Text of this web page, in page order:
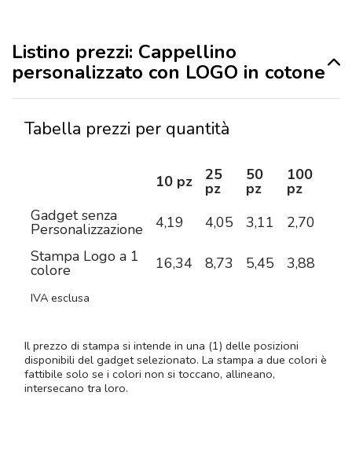
Listino prezzi: Cappellino
personalizzato con LOGO in cotone
Tabella prezzi per quantità
10 pz 25
pz
50
pz
100
pz
Gadget senza
Personalizzazione 4,19 4,05 3,11 2,70
Stampa Logo a 1
colore 16,34 8,73 5,45 3,88
IVA esclusa
Il prezzo di stampa si intende in una (1) delle posizioni
disponibili del gadget selezionato. La stampa a due colori è
fattibile solo se i colori non si toccano, allineano,
intersecano tra loro.